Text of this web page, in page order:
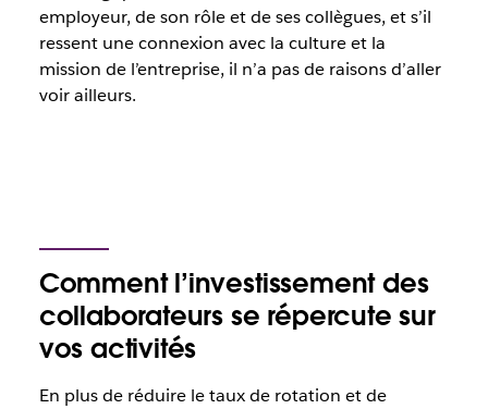
employeur, de son rôle et de ses collègues, et s’il
ressent une connexion avec la culture et la
mission de l’entreprise, il n’a pas de raisons d’aller
voir ailleurs.
Comment l’investissement des
collaborateurs se répercute sur
vos activités
En plus de réduire le taux de rotation et de